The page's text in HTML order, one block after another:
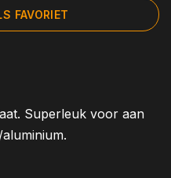
FAVORIET
Superleuk voor aan